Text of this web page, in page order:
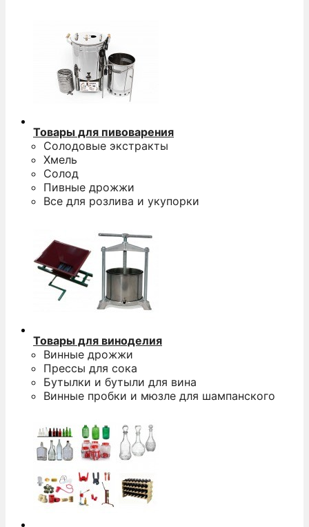
Товары для пивоварения
Солодовые экстракты
Хмель
Солод
Пивные дрожжи
Все для розлива и укупорки
Товары для виноделия
Винные дрожжи
Прессы для сока
Бутылки и бутыли для вина
Винные пробки и мюзле для шампанского